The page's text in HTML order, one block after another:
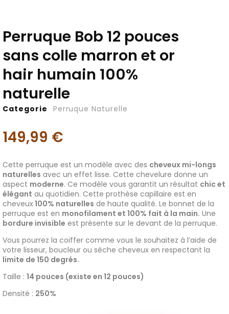
Perruque Bob 12 pouces
sans colle marron et or
hair humain 100%
naturelle
149,99 €
Cette perruque est un modèle avec des cheveux mi-longs
naturelles avec un effet lisse. Cette chevelure donne un
aspect moderne. Ce modèle vous garantit un résultat chic et
élégant au quotidien. Cette prothèse capillaire est en
cheveux100% naturelles de haute qualité. Le bonnet de la
perruque est en monofilament et 100% fait à la main. Une
bordure invisible est présente sur le devant de la perruque.
Vous pourrez la coiffer comme vous le souhaitez à l’aide de
votre lisseur, boucleur ou sèche cheveux en respectant la
limite de 150 degrés.
Taille : 14 pouces (existe en 12 pouces)
Densité : 250%
Categorie Perruque Naturelle